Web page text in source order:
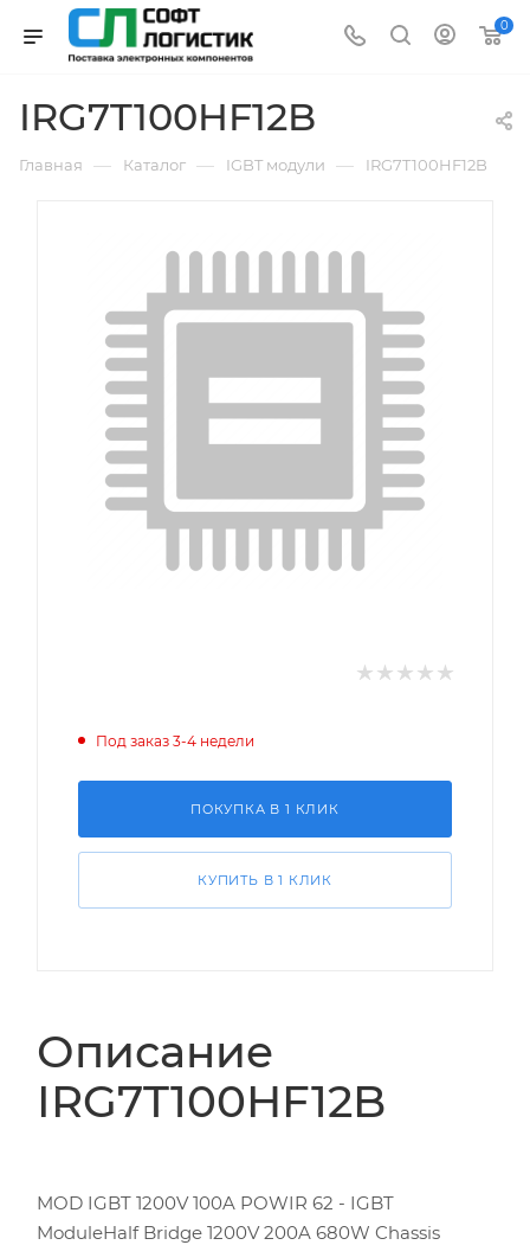
0
IRG7T100HF12B
Главная — Каталог — IGBT модули — IRG7T100HF12B
Под заказ 3-4 недели
ПОКУПКА В 1 КЛИК
КУПИТЬ В 1 КЛИК
Описание
IRG7T100HF12B
MOD IGBT 1200V 100A POWIR 62 - IGBT
ModuleHalf Bridge 1200V 200A 680W Chassis